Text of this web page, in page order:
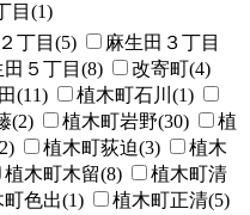
目(1)
丁目(5)
麻生田３丁目
田５丁目(8)
改寄町(4)
(11)
植木町石川(1)
(2) 植木町岩野(30)
植
植木町荻迫(3)
植木
植木町木留(8)
植木町清
町色出(1)
植木町正清(5)